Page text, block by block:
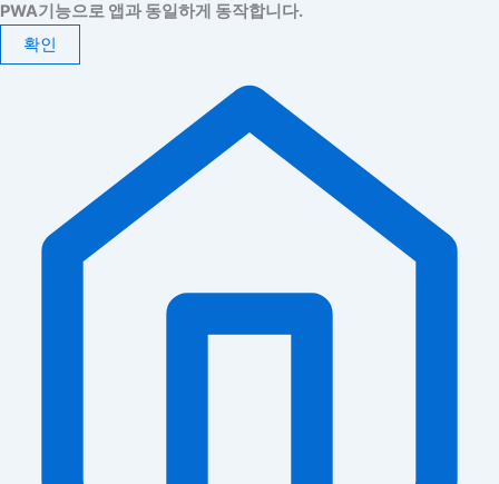
PWA기능으로 앱과 동일하게 동작합니다.
확인